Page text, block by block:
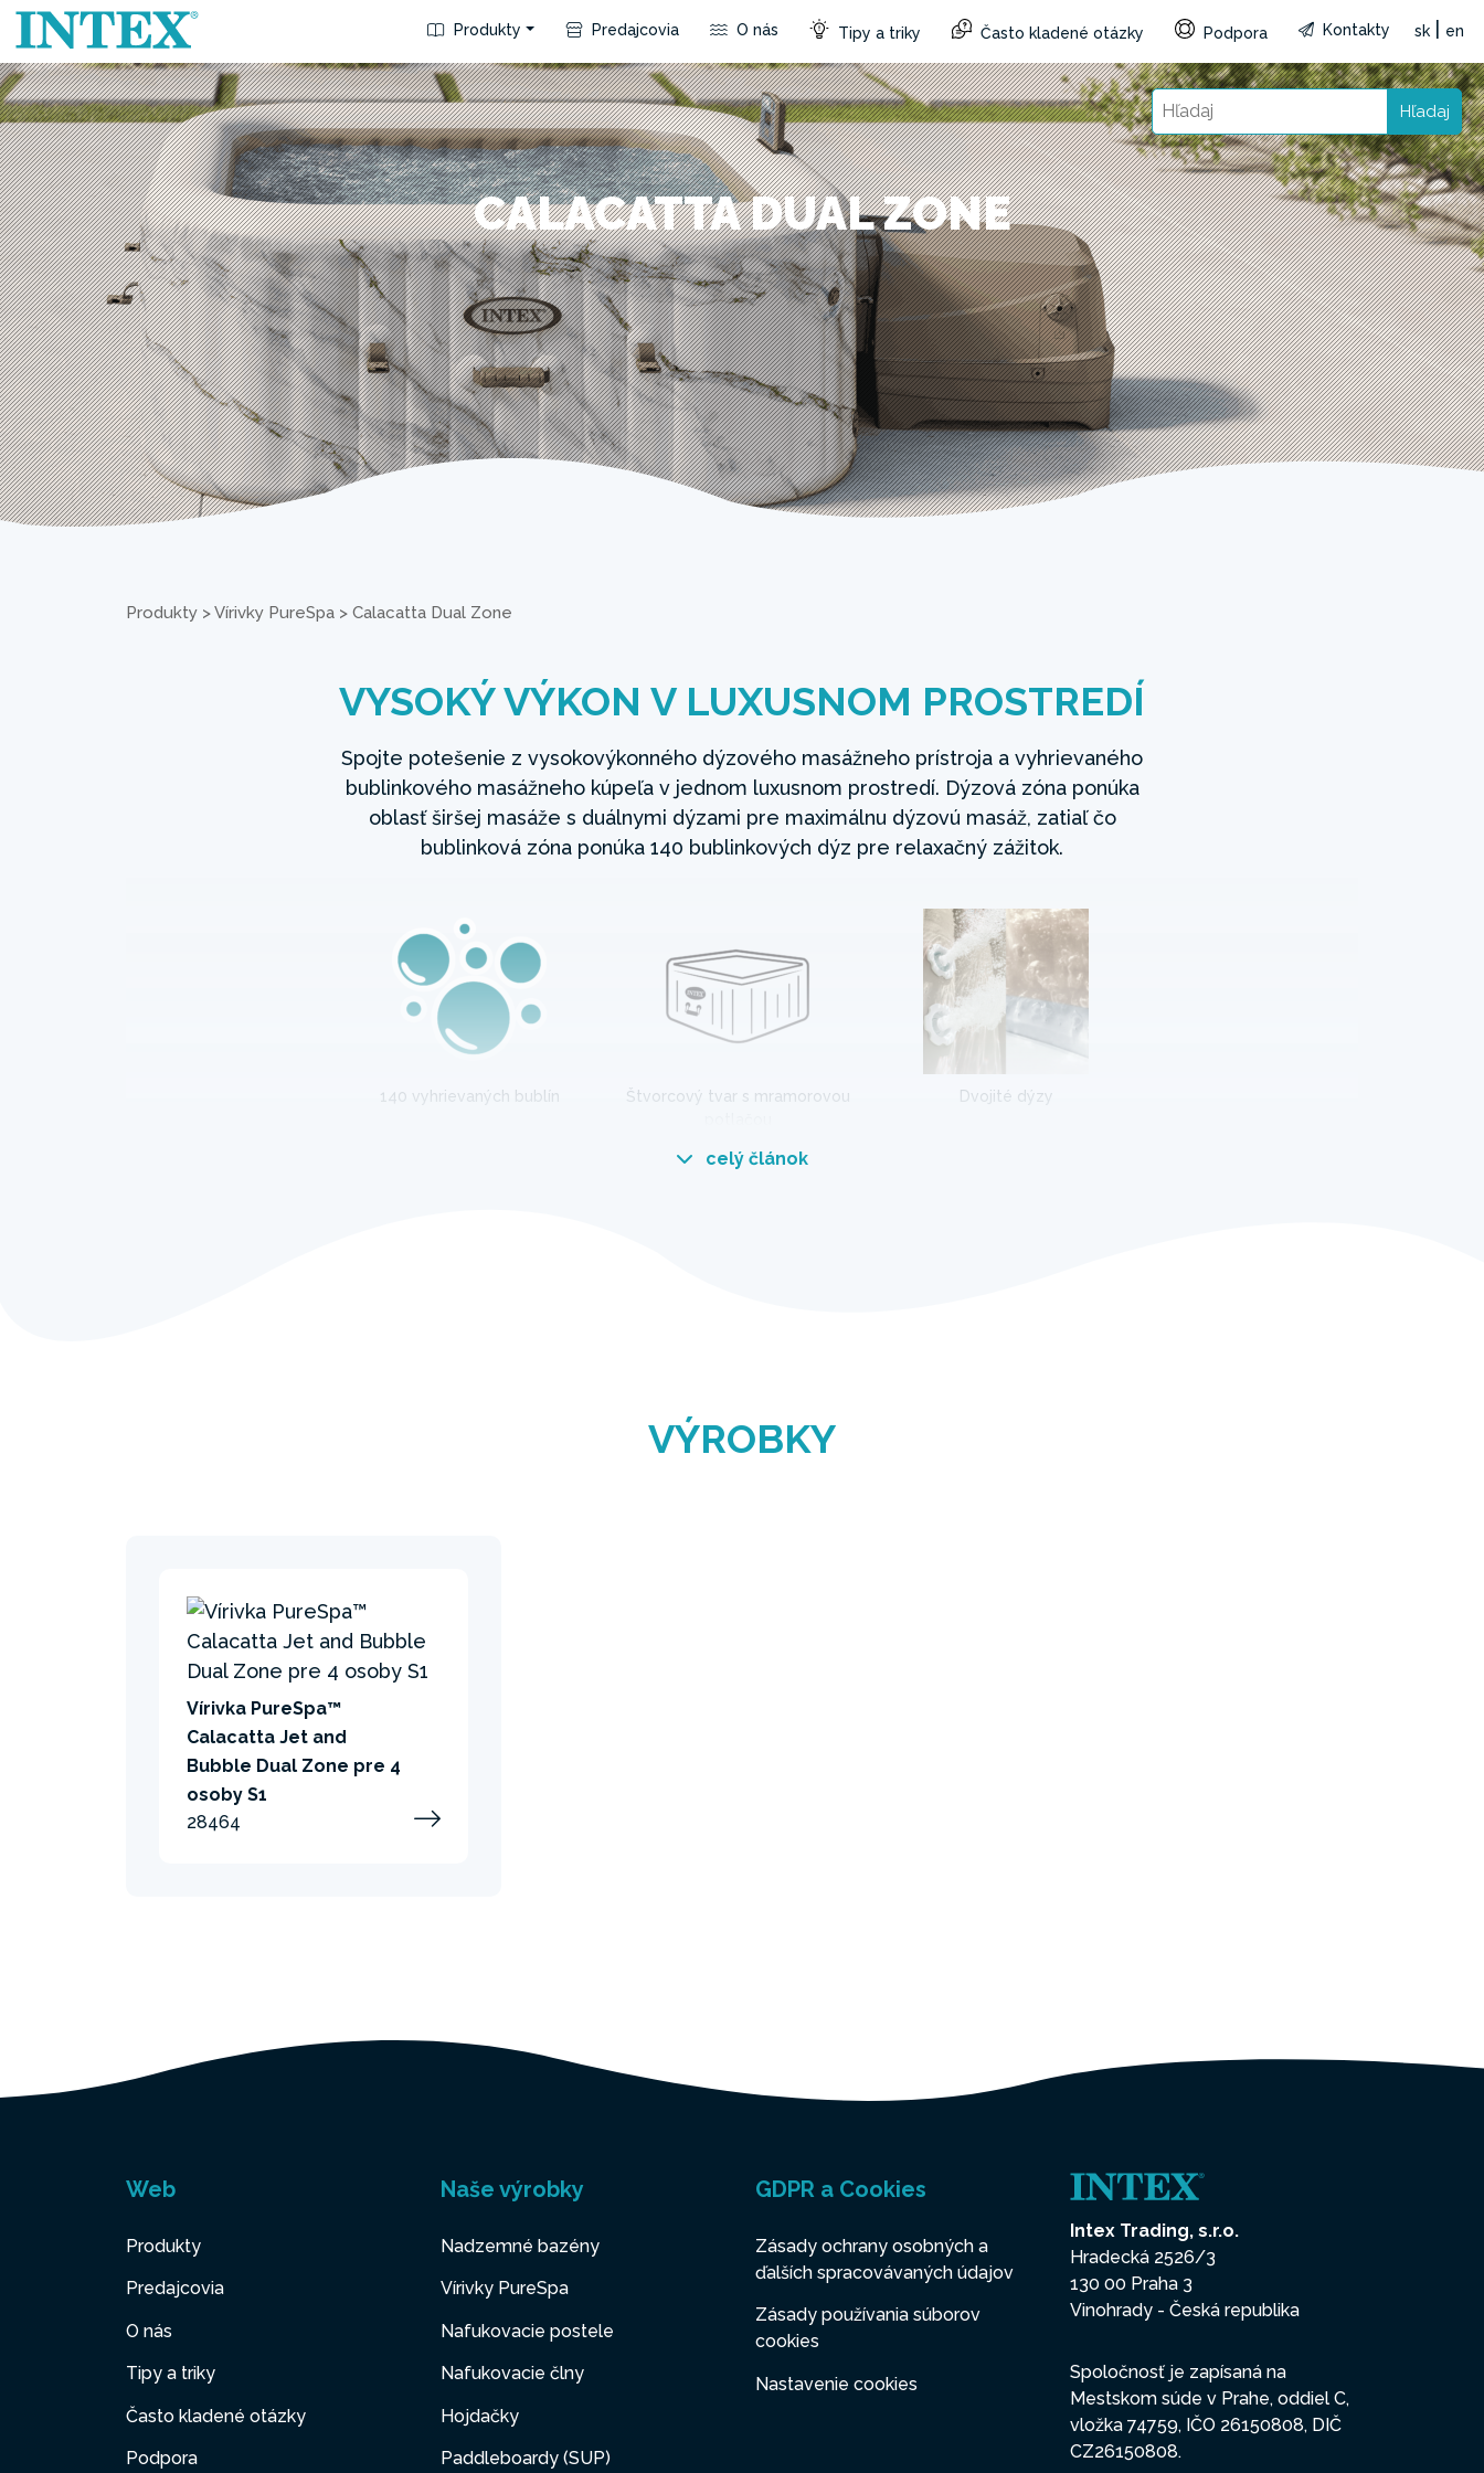
Produkty Predajcovia O nás Tipy a triky Často kladené otázky Podpora Kontakty sk en
Hľadaj
CALACATTA DUAL ZONE
Produkty >Vírivky PureSpa > Calacatta Dual Zone
VYSOKÝ VÝKON V LUXUSNOM PROSTREDÍ
Spojte potešenie z vysokovýkonného dýzového masážneho prístroja a vyhrievaného
bublinkového masážneho kúpeľa v jednom luxusnom prostredí. Dýzová zóna ponúka
oblasť širšej masáže s duálnymi dýzami pre maximálnu dýzovú masáž, zatiaľ čo
bublinková zóna ponúka 140 bublinkových dýz pre relaxačný zážitok.
140 vyhrievaných bublín
Štvorcový tvar s mramorovou
Dvojité dýzy
celý článok
EXTRA HYDROMASÁŽNE DÝZY
dvojitým masážnym dýzam umiestneným v
ponúka 140 bublinkových dýz pre upokojujúci a
relaxačný zážitok.
3-VRSTVOVÉ LAMINOVANÉ
SUPERTOUGH™ PVC
VÝROBKY
Vírivka PureSpa™
Calacatta Jet and
Bubble Dual Zone pre 4
osoby S1
28464
Web
Produkty
Predajcovia
O nás
Tipy a triky
Často kladené otázky
Podpora
Naše výrobky
Nadzemné bazény
Vírivky PureSpa
Nafukovacie postele
Nafukovacie člny
Hojdačky
Paddleboardy (SUP)
GDPR a Cookies
Zásady ochrany osobných a
ďalších spracovávaných údajov
Zásady používania súborov
cookies
Nastavenie cookies
Intex Trading, s.r.o.
Hradecká 2526/3
130 00 Praha 3
Vinohrady - Česká republika
Spoločnosť je zapísaná na
Mestskom súde v Prahe, oddiel C,
vložka 74759, IČO 26150808, DIČ
CZ26150808.